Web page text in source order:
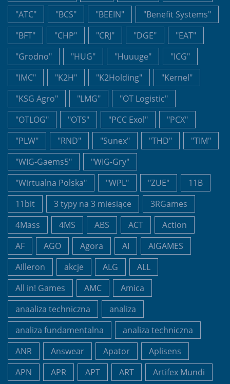
"ATC"
"BCS" "BEEIN"
"Benefit Systems"
"BFT"
"CHP" "CRJ" "DGE"
"EAT"
"Grodno"
"HUG" "Huuuge"
"ICG"
"IMC"
"K2H" "K2Holding"
"Kernel"
"KSG Agro"
"LMG"
"OT Logistic"
"OTLOG"
"OTS" "PCC Exol"
"PCX"
"PLW"
"RND" "Sunex" "THD"
"TIM"
"WIG-Gaems5"
"WIG-Gry"
"Wirtualna Polska"
"WPL" "ZUE"
11B
11bit
3 typy na 3 miesiące
3RGames
4Mass
4MS ABS ACT
Action
AF
AGO Agora AI
AIGAMES
AIlleron
akcje ALG
ALL
All in! Games
AMC
Amica
anaaliza techniczna
analiza
analiza fundamentalna
analiza techniczna
ANR
Answear Apator
Aplisens
APN
APR APT ART
Artifex Mundi